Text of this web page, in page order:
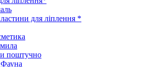
для ліплення *
поштучно
Фауна